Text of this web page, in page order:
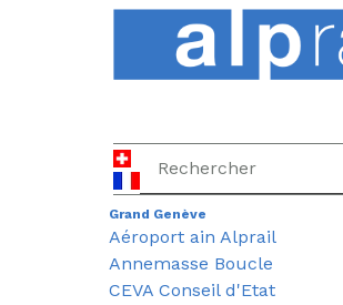
Grand Genève
Aéroport ain Alprail
Annemasse Boucle
CEVA Conseil d'Etat